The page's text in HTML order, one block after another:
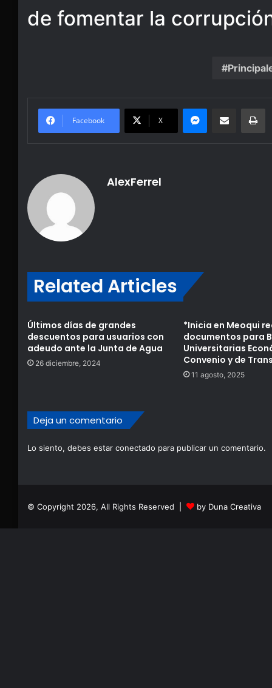
de fomentar la
Facebook X
Messenger
Share via Email
AlexFerrel
Related Articles
Últimos días de grandes
descuentos para usuarios con
adeudo ante la Junta de Agua
26 diciembre, 2024
*Inicia en Meoqui
documentos para
Universitarias
Convenio y de
11 agosto, 2025
Deja un comentario
Lo siento, debes estar conectado para publicar un comentario.
© Copyright 2026, All Rights Reserved | by Duna Creativa